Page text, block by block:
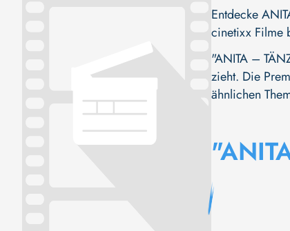
Entdecke
cinetixx Filme
"ANITA –
zieht. Die
ähnlichen